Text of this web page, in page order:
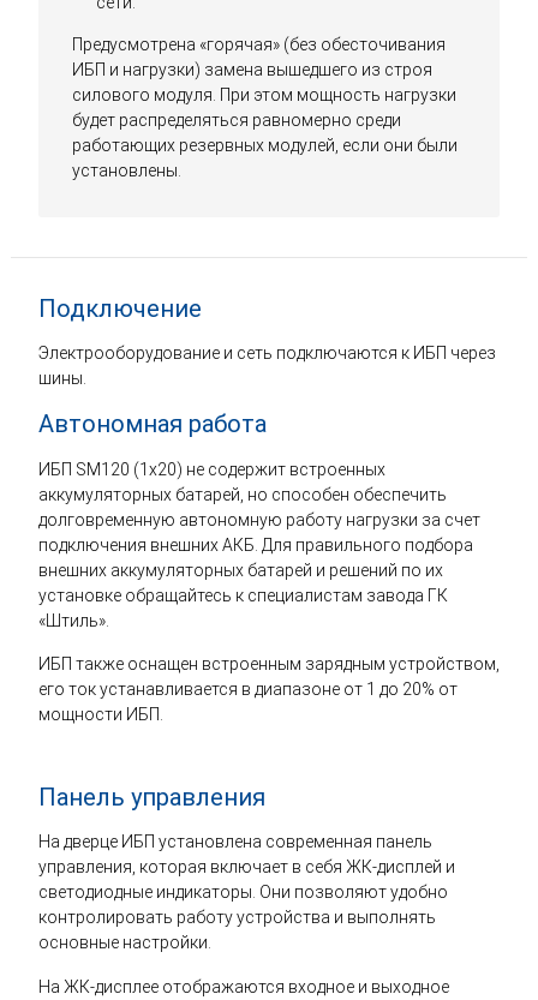
Предусмотрена «горячая» (без обесточивания
ИБП и нагрузки) замена вышедшего из строя
силового модуля. При этом мощность нагрузки
будет распределяться равномерно среди
работающих резервных модулей, если они были
установлены.
Подключение
Электрооборудование и сеть подключаются к ИБП через
шины.
Автономная работа
ИБП SM120 (1x20) не содержит встроенных
аккумуляторных батарей, но способен обеспечить
долговременную автономную работу нагрузки за счет
подключения внешних АКБ. Для правильного подбора
внешних аккумуляторных батарей и решений по их
установке обращайтесь к специалистам завода ГК
«Штиль».
ИБП также оснащен встроенным зарядным устройством,
его ток устанавливается в диапазоне от 1 до 20% от
мощности ИБП.
Панель управления
На дверце ИБП установлена современная панель
управления, которая включает в себя ЖК-дисплей и
светодиодные индикаторы. Они позволяют удобно
контролировать работу устройства и выполнять
основные настройки.
На ЖК-дисплее отображаются входное и выходное